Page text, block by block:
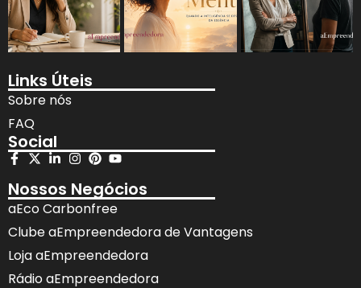
Links Úteis
Sobre nós
FAQ
Social
Nossos Negócios
aEco Carbonfree
Clube aEmpreendedora de Vantagens
Loja aEmpreendedora
Rádio aEmpreendedora